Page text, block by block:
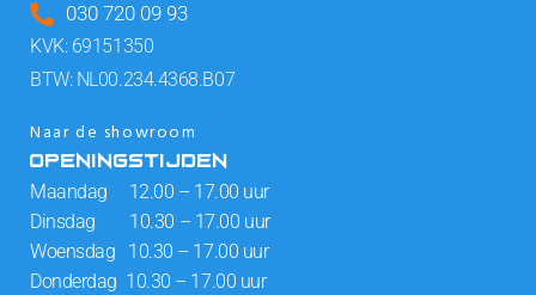
030 720 09 93
KVK: 69151350
BTW: NL00.234.4368.B07
Naar de showroom
OPENINGSTIJDEN
Maandag 12.00 – 17.00 uur
Dinsdag 10.30 – 17.00 uur
Woensdag 10.30 – 17.00 uur
Donderdag 10.30 – 17.00 uur